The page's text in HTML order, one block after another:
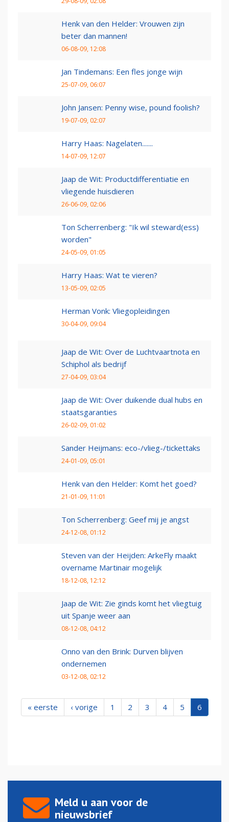
Henk van den Helder: Vrouwen zijn
beter dan mannen!
06-08-09, 12:08
Jan Tindemans: Een fles jonge wijn
25-07-09, 06:07
John Jansen: Penny wise, pound foolish?
19-07-09, 02:07
Harry Haas: Nagelaten.......
14-07-09, 12:07
Jaap de Wit: Productdifferentiatie en
vliegende huisdieren
26-06-09, 02:06
Ton Scherrenberg: "Ik wil steward(ess)
worden"
24-05-09, 01:05
Harry Haas: Wat te vieren?
13-05-09, 02:05
Herman Vonk: Vliegopleidingen
30-04-09, 09:04
Jaap de Wit: Over de Luchtvaartnota en
Schiphol als bedrijf
27-04-09, 03:04
Jaap de Wit: Over duikende dual hubs en
staatsgaranties
26-02-09, 01:02
Sander Heijmans: eco-/vlieg-/tickettaks
24-01-09, 05:01
Henk van den Helder: Komt het goed?
21-01-09, 11:01
Ton Scherrenberg: Geef mij je angst
24-12-08, 01:12
Steven van der Heijden: ArkeFly maakt
overname Martinair mogelijk
18-12-08, 12:12
Jaap de Wit: Zie ginds komt het vliegtuig
uit Spanje weer aan
08-12-08, 04:12
Onno van den Brink: Durven blijven
ondernemen
03-12-08, 02:12
« eerste ‹ vorige 1 2 3 4 5 6
Meld u aan voor de
nieuwsbrief